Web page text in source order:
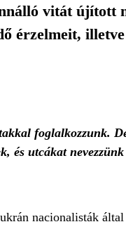
vitát újított
érzelmeit,
foglalkozzunk.
és utcákat
nacionalisták